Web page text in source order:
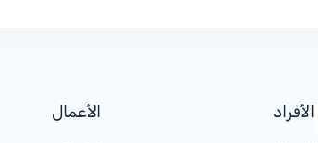
الأفراد الأعمال